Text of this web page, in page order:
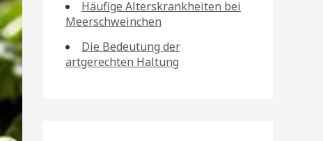
Häufige Alterskrankheiten bei
Meerschweinchen
Die Bedeutung der
artgerechten Haltung